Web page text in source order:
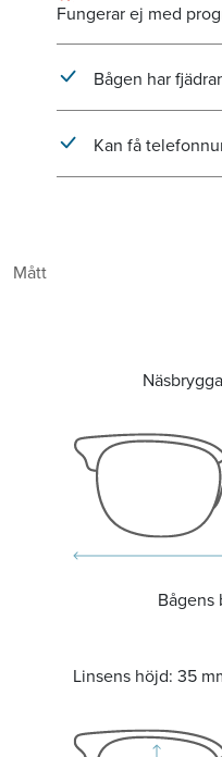
Fungerar ej med
Bågen har
Kan få
Mått
Bågens
Linsens höjd: 35